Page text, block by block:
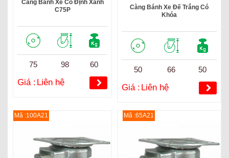
Càng Bánh Xe Cố Định Xanh
C75P
75 98 60
Giá : Liên hệ
Càng Bánh Xe Đế Trắng Có
Khóa
50 66 50
Giá : Liên hệ
Mã :100A21 Mã :65A21